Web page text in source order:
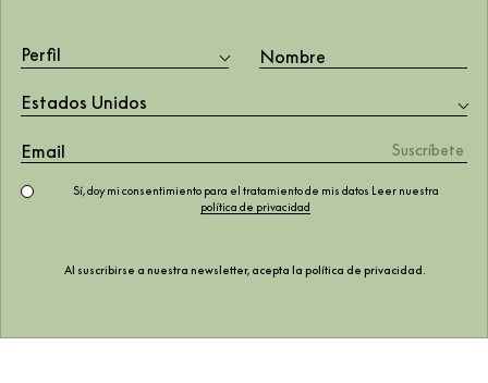
Perfil
Estados Unidos
Sí, doy mi consentimiento para el tratamiento de mis datos Leer nuestra
política de privacidad
Al suscribirse a nuestra newsletter, acepta la política de privacidad